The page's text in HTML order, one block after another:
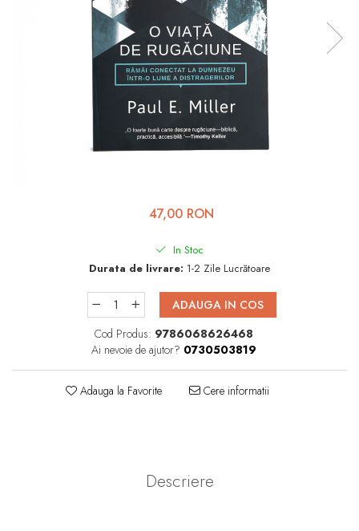
Viața de Familie
Prietenie, Logodnă și
Adolescenți și Tineri
Conducerea și Păstorirea
Consiliere
Lucrarea cu Copiii și Tinerii
47,00 RON
In Stoc
Durata de livrare: 1-2 Zile Lucrătoare
ADAUGA IN COS
Cod Produs: 9786068626468
Ai nevoie de ajutor? 0730503819
Adauga la Favorite Cere informatii
Descriere